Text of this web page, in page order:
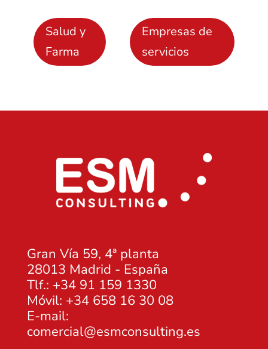
Salud y
Farma
Empresas de
servicios
Gran Vía 59, 4ª planta
28013 Madrid - España
Tlf.: +34 91 159 1330
Móvil: +34 658 16 30 08
E-mail:
comercial@esmconsulting.es